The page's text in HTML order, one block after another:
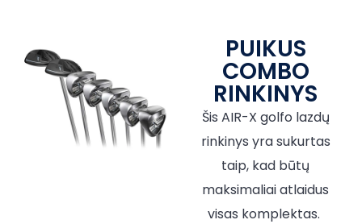
PUIKUS
COMBO
RINKINYS
Šis AIR-X golfo lazdų
rinkinys yra sukurtas
taip, kad būtų
maksimaliai atlaidus
visas komplektas.